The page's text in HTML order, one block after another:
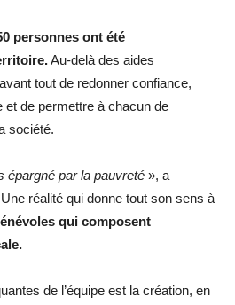
personnes ont été
Au-delà des aides
tout de redonner confiance,
et de permettre à chacun de
société.
épargné par la pauvreté », a
réalité qui donne tout son sens à
qui composent
de l’équipe est la création, en